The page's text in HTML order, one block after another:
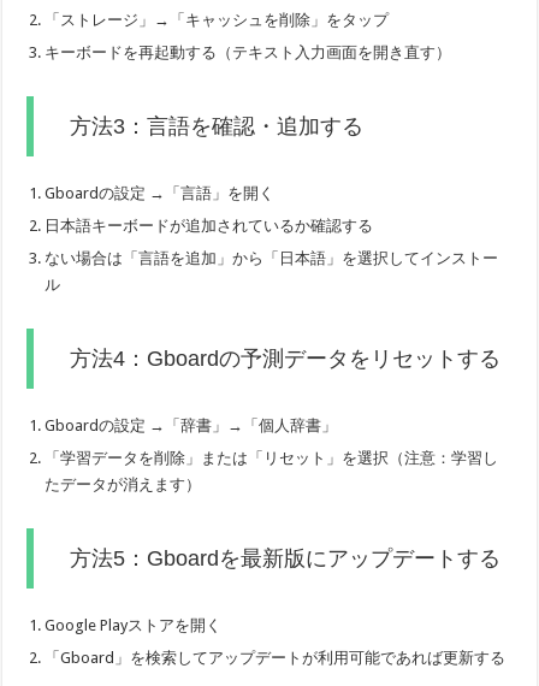
「ストレージ」→「キャッシュを削除」をタップ
キーボードを再起動する（テキスト入力画面を開き直す）
方法3：言語を確認・追加する
Gboardの設定 →「言語」を開く
日本語キーボードが追加されているか確認する
ない場合は「言語を追加」から「日本語」を選択してインストー
ル
方法4：Gboardの予測データをリセットする
Gboardの設定 →「辞書」→「個人辞書」
「学習データを削除」または「リセット」を選択（注意：学習し
たデータが消えます）
方法5：Gboardを最新版にアップデートする
Google Playストアを開く
「Gboard」を検索してアップデートが利用可能であれば更新する